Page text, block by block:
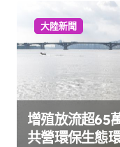
大陸新聞
增殖放流超65
共營環保生態